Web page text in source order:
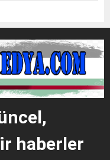
haberler